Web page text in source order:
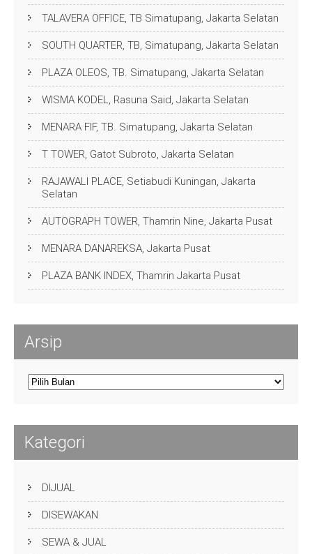
TALAVERA OFFICE, TB Simatupang, Jakarta Selatan
SOUTH QUARTER, TB, Simatupang, Jakarta Selatan
PLAZA OLEOS, TB. Simatupang, Jakarta Selatan
WISMA KODEL, Rasuna Said, Jakarta Selatan
MENARA FIF, TB. Simatupang, Jakarta Selatan
T TOWER, Gatot Subroto, Jakarta Selatan
RAJAWALI PLACE, Setiabudi Kuningan, Jakarta
Selatan
AUTOGRAPH TOWER, Thamrin Nine, Jakarta Pusat
MENARA DANAREKSA, Jakarta Pusat
PLAZA BANK INDEX, Thamrin Jakarta Pusat
Arsip
Arsip
Kategori
DIJUAL
DISEWAKAN
SEWA & JUAL